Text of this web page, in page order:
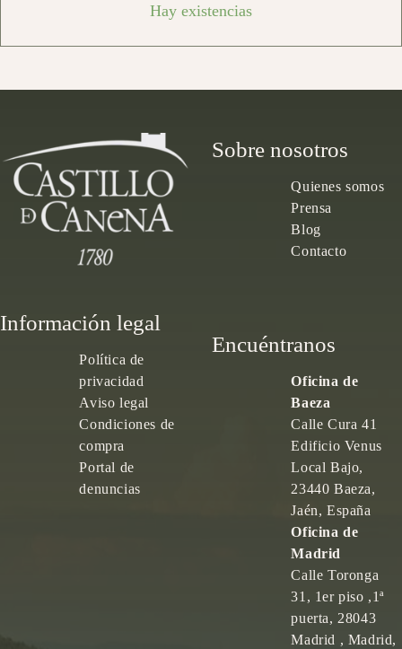
Hay existencias
Sobre nosotros
Quienes somos
Prensa
Blog
Contacto
Información legal
Política de
privacidad
Aviso legal
Condiciones de
compra
Portal de
denuncias
Encuéntranos
Oficina de
Baeza
Calle Cura 41
Edificio Venus
Local Bajo,
23440 Baeza,
Jaén, España
Oficina de
Madrid
Calle Toronga
31, 1er piso ,1ª
puerta, 28043
Madrid , Madrid,